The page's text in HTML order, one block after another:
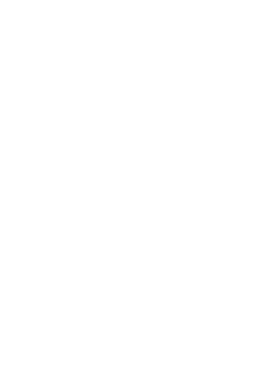
terk